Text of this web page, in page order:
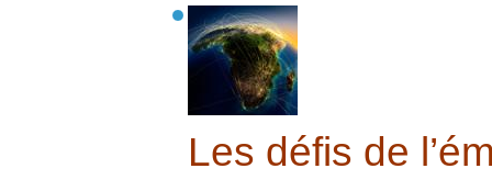
Les défis de